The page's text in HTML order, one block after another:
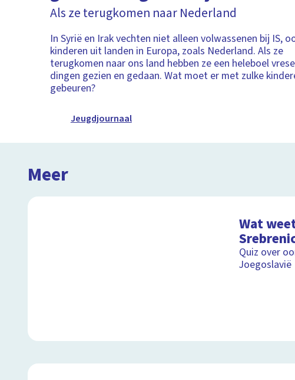
Als ze terugkomen naar Nederland
In Syrië en Irak vechten niet alleen volwassenen bij IS,
kinderen uit landen in Europa, zoals Nederland. Als ze
terugkomen naar ons land hebben ze een heleboel
dingen gezien en gedaan. Wat moet er met zulke
gebeuren?
Jeugdjournaal
Meer
Wat
Quiz over
Joegoslavië